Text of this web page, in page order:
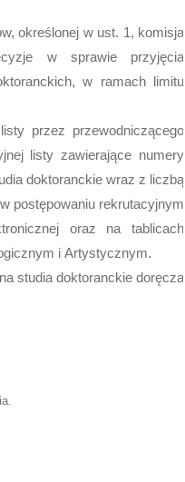
określonej w ust. 1, komisja
w sprawie przyjęcia
w ramach limitu
przez przewodniczącego
listy zawierające numery
doktoranckie wraz z liczbą
postępowaniu rekrutacyjnym
oraz na tablicach
i Artystycznym.
studia doktoranckie doręcza